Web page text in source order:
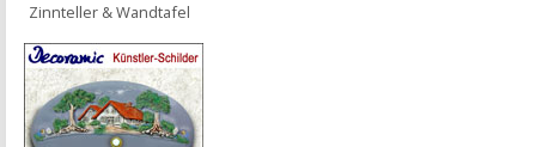
Zinnteller & Wandtafel